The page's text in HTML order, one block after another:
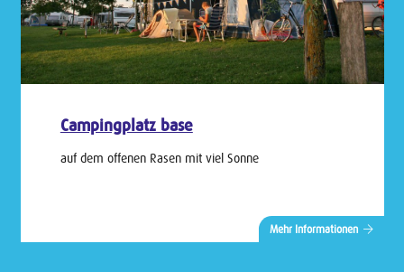
Campingplatz base
auf dem offenen Rasen mit viel Sonne
Mehr Informationen